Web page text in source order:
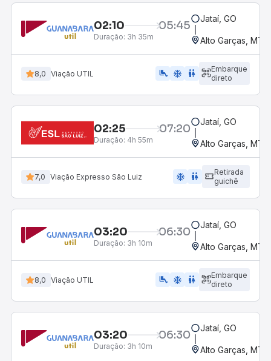
02:10 05:45
Duração: 3h 35m
Jataí, GO
Alto Garças, MT
8,0 Viação UTIL airline_seat_legroom_extra ac_unit wc
Embarque
direto
02:25 07:20
Duração: 4h 55m
Jataí, GO
Alto Garças, MT
7,0 Viação Expresso São Luiz ac_unit wc
Retirada
guichê
03:20 06:30
Duração: 3h 10m
Jataí, GO
Alto Garças, MT
8,0 Viação UTIL airline_seat_legroom_extra ac_unit WC
Embarque
direto
03:20 06:30
Duração: 3h 10m
Jataí, GO
Alto Garças, MT